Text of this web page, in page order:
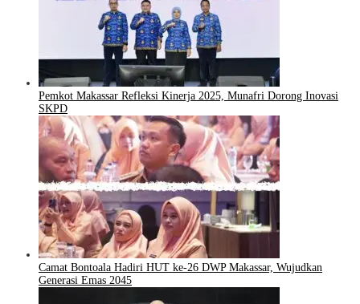
Pemkot Makassar Refleksi Kinerja 2025, Munafri Dorong Inovasi
SKPD
Camat Bontoala Hadiri HUT ke-26 DWP Makassar, Wujudkan
Generasi Emas 2045